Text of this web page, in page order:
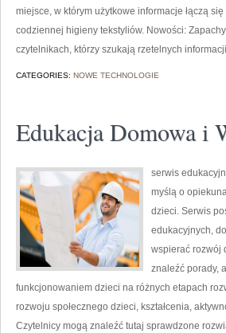
miejsce, w którym użytkowe informacje łączą
codziennej higieny tekstyliów. Nowości:
czytelnikach, którzy szukają rzetelnych
CATEGORIES: NOWE TECHNOLOGIE
Edukacja Domowa i
serwis
myślą o
dzieci. Serwis
edukacyjnych,
wspierać rozwój
znaleźć porady,
funkcjonowaniem dzieci na różnych etapach
rozwoju społecznego dzieci, kształcenia,
Czytelnicy mogą znaleźć tutaj sprawdzone